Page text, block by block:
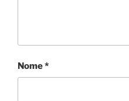
Nome*